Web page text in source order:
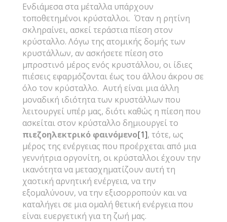
Ενδιάμεσα στα μέταλλα υπάρχουν
τοποθετημένοι κρύσταλλοι. Όταν η ρητίνη
σκληραίνει, ασκεί τεράστια πίεση στον
κρύσταλλο. Λόγω της ατομικής δομής των
κρυστάλλων, αν ασκήσετε πίεση στο
μπροστινό μέρος ενός κρυστάλλου, οι ίδιες
πιέσεις εφαρμόζονται έως του άλλου άκρου σε
όλο τον κρύσταλλο. Αυτή είναι μια άλλη
μοναδική ιδιότητα των κρυστάλλων που
λειτουργεί υπέρ μας, διότι καθώς η πίεση που
ασκείται στον κρύσταλλο δημιουργεί το
πιεζοηλεκτρικό φαινόμενο[1], τότε, ως
μέρος της ενέργειας που προέρχεται από μια
γεννήτρια οργονίτη, οι κρύσταλλοι έχουν την
ικανότητα να μετασχηματίζουν αυτή τη
χαοτική αρνητική ενέργεια, να την
εξομαλύνουν, να την εξισορροπούν και να
καταλήγει σε μια ομαλή θετική ενέργεια που
είναι ευεργετική για τη ζωή μας.